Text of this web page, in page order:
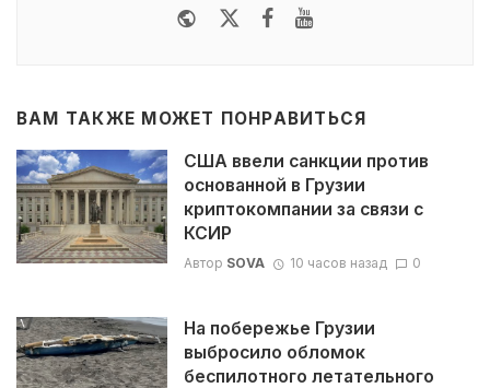
WebsiteTwitterFacebook
ВАМ ТАКЖЕ МОЖЕТ ПОНРАВИТЬСЯ
США ввели санкции против
основанной в Грузии
криптокомпании за связи с
КСИР
Автор SOVA 10 часов назад 0
На побережье Грузии
выбросило обломок
беспилотного летательного